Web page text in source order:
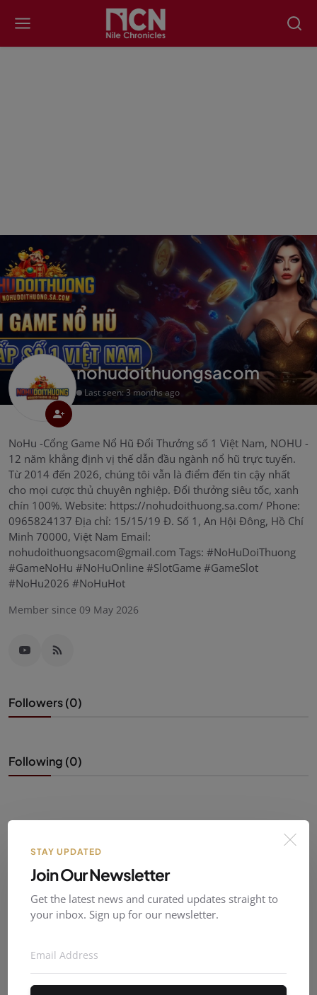
nohudoithuongsacom
Last seen: 3 months ago
NoHu -Cổng Game Nổ Hũ Đổi Thưởng số 1 Việt Nam, NOHU -
12 năm khẳng định vị thế dẫn đầu ngành nổ hũ trực tuyến.
Từ 2014 đến 2026, chúng tôi vẫn là điểm đến tin cậy nhất
cho mọi cược thủ chuyên nghiệp. Đổi thưởng siêu tốc, xanh
chín 100%. Website: https://nohudoithuong.sa.com/ Phone:
0965824137 Địa chỉ: 15/15/19 Đ. Số 1, An Hội Đông, Hồ Chí
Minh 70000, Việt Nam Email:
nohudoithuongsacom@gmail.com Tags: #NoHuDoiThuong
#GameNoHu #NoHuOnline #SlotGame #GameSlot
#NoHu2026 #NoHuHot
Member since 09 May 2026
Followers (0)
Following (0)
STAY UPDATED
Join Our Newsletter
Get the latest news and curated updates straight to
your inbox. Sign up for our newsletter.